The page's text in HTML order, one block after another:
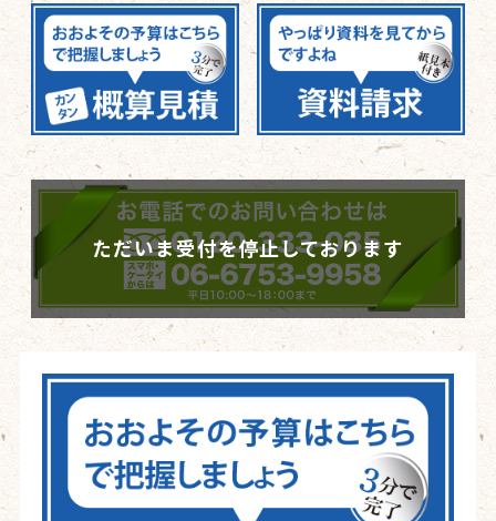
ただいま受付を停止しております